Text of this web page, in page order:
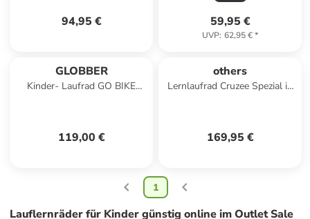
94,95 € 59,95 €
UVP: 62,95 €*
GLOBBER
Kinder- Laufrad GO BIKE
119,00 €
others
Lernlaufrad Cruzee Spezial in
169,95 €
1
Lauflernräder für Kinder günstig online im Outlet Sale